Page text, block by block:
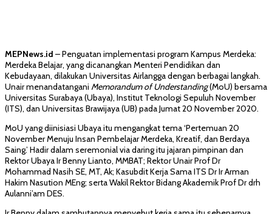
MEPNews.id – Penguatan implementasi program Kampus Merdeka:
Merdeka Belajar, yang dicanangkan Menteri Pendidikan dan
Kebudayaan, dilakukan Universitas Airlangga dengan berbagai langkah.
Unair menandatangani Memorandum of Understanding(MoU) bersama
Universitas Surabaya (Ubaya), Institut Teknologi Sepuluh November
(ITS), dan Universitas Brawijaya (UB) pada Jumat 20 November 2020.
MoU yang diinisiasi Ubaya itu mengangkat tema ‘Pertemuan 20
November Menuju Insan Pembelajar Merdeka, Kreatif, dan Berdaya
Saing.’ Hadir dalam seremonial via daring itu jajaran pimpinan dan
Rektor Ubaya Ir Benny Lianto, MMBAT; Rektor Unair Prof Dr
Mohammad Nasih SE, MT, Ak; Kasubdit Kerja Sama ITS Dr Ir Arman
Hakim Nasution MEng; serta Wakil Rektor Bidang Akademik Prof Dr drh
Aulanni’am DES.